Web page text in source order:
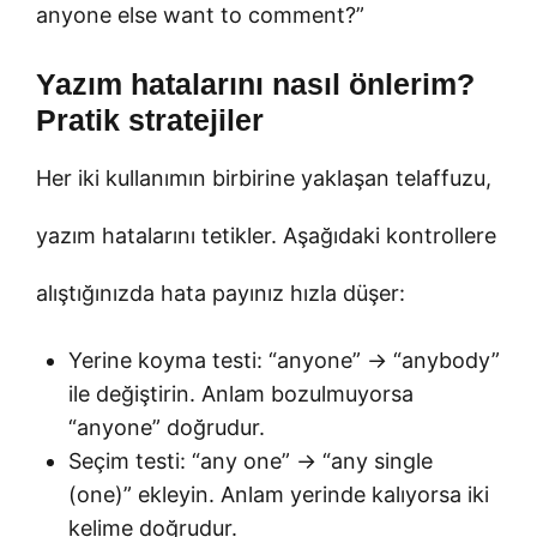
anyone else want to comment?”
Yazım hatalarını nasıl önlerim?
Pratik stratejiler
Her iki kullanımın birbirine yaklaşan telaffuzu,
yazım hatalarını tetikler. Aşağıdaki kontrollere
alıştığınızda hata payınız hızla düşer:
Yerine koyma testi: “anyone” → “anybody”
ile değiştirin. Anlam bozulmuyorsa
“anyone” doğrudur.
Seçim testi: “any one” → “any single
(one)” ekleyin. Anlam yerinde kalıyorsa iki
kelime doğrudur.